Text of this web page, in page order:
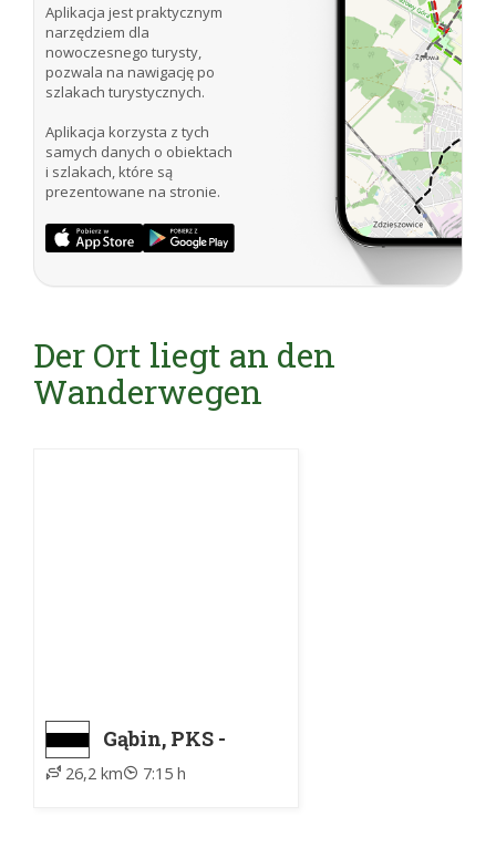
Aplikacja jest praktycznym
narzędziem dla
nowoczesnego turysty,
pozwala na nawigację po
szlakach turystycznych.
Aplikacja korzysta z tych
samych danych o obiektach
i szlakach, które są
prezentowane na stronie.
Der Ort liegt an den
Wanderwegen
Gąbin, PKS -
Płock, PTTK
26,2 km 7:15 h